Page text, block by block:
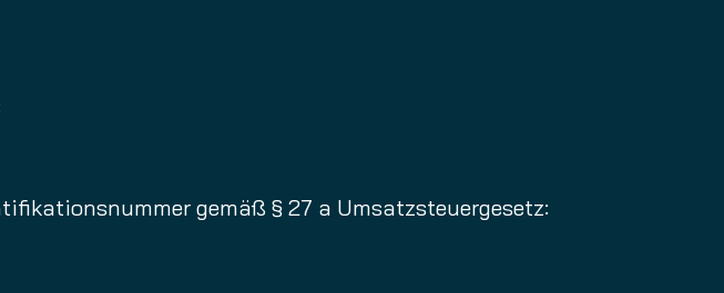
gemäß § 27 a Umsatzsteuergesetz: